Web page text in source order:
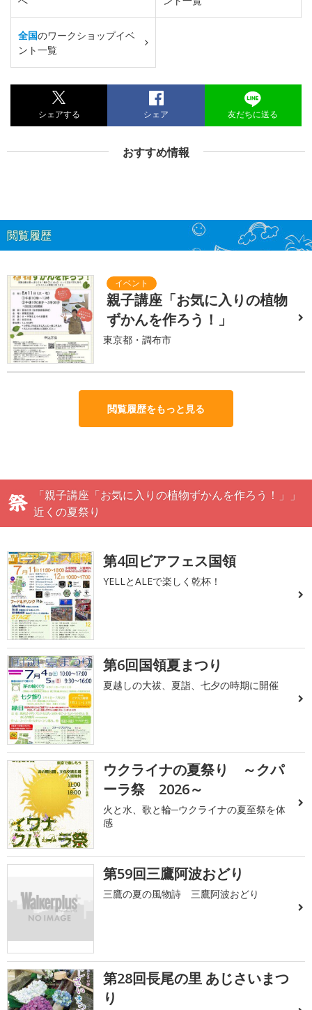
全国のワークショップイベ
ント一覧
シェアする シェア 友だちに送る
おすすめ情報
閲覧履歴
親子講座「お気に入りの植物
ずかんを作ろう！」
東京都・調布市
閲覧履歴をもっと見る
「親子講座「お気に入りの植物ずかんを作ろう！」」
近くの夏祭り
第4回ビアフェス国領
YELLとALEで楽しく乾杯！
第6回国領夏まつり
夏越しの大祓、夏詣、七夕の時期に開催
ウクライナの夏祭り ～クパ
ーラ祭 2026～
火と水、歌と輪─ウクライナの夏至祭を体
感
第59回三鷹阿波おどり
三鷹の夏の風物詩 三鷹阿波おどり
第28回長尾の里 あじさいまつ
り